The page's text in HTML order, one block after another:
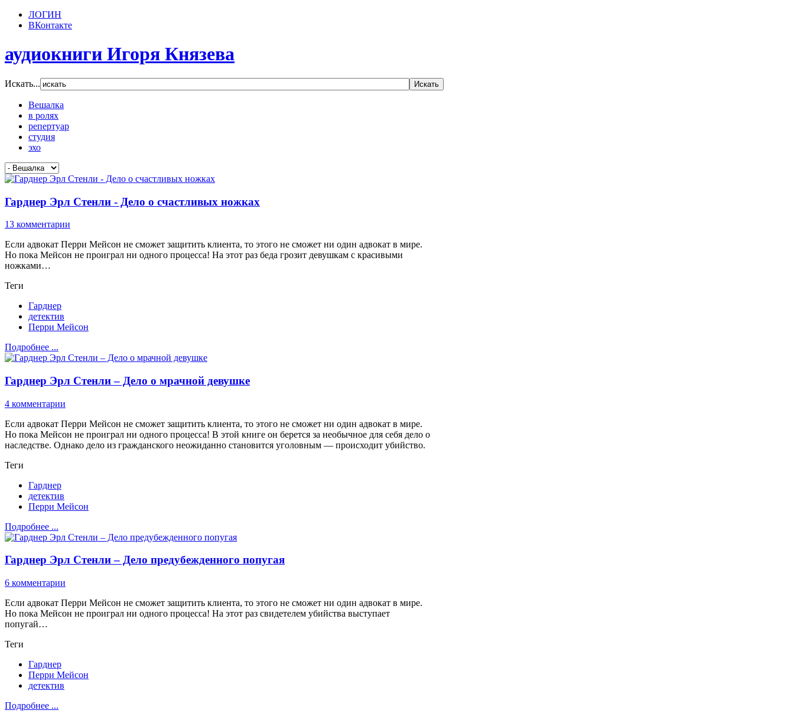
ЛОГИН
ВКонтакте
аудиокниги Игоря Князева
Искать...
Вешалка
в ролях
репертуар
студия
эхо
Гарднер Эрл Стенли - Дело о счастливых ножках
13 комментарии
Если адвокат Перри Мейсон не сможет защитить клиента, то этого не сможет ни один адвокат в мире.
Но пока Мейсон не проиграл ни одного процесса! На этот раз беда грозит девушкам с красивыми
ножками…
Теги
Гарднер
детектив
Перри Мейсон
Подробнее ...
Гарднер Эрл Стенли – Дело о мрачной девушке
4 комментарии
Если адвокат Перри Мейсон не сможет защитить клиента, то этого не сможет ни один адвокат в мире.
Но пока Мейсон не проиграл ни одного процесса! В этой книге он берется за необычное для себя дело о
наследстве. Однако дело из гражданского неожиданно становится уголовным — происходит убийство.
Теги
Гарднер
детектив
Перри Мейсон
Подробнее ...
Гарднер Эрл Стенли – Дело предубежденного попугая
6 комментарии
Если адвокат Перри Мейсон не сможет защитить клиента, то этого не сможет ни один адвокат в мире.
Но пока Мейсон не проиграл ни одного процесса! На этот раз свидетелем убийства выступает
попугай…
Теги
Гарднер
Перри Мейсон
детектив
Подробнее ...